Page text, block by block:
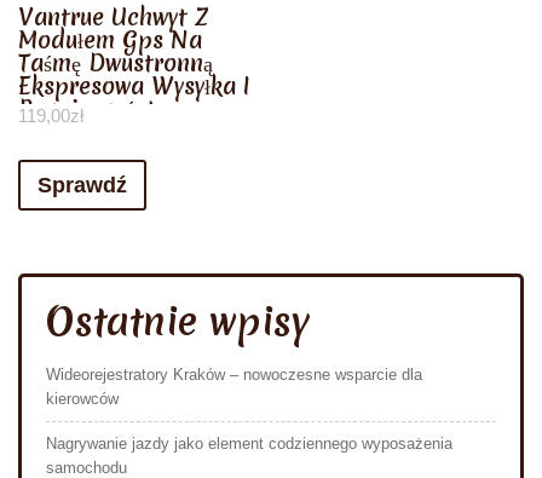
Vantrue Uchwyt Z
Modułem Gps Na
Taśmę Dwustronną
Ekspresowa Wysyłka I
Bezpieczeństwo
Zakupów 21 Dni
Zwrot.
119,00zł
Sprawdź
Ostatnie wpisy
Wideorejestratory Kraków – nowoczesne wsparcie dla
kierowców
Nagrywanie jazdy jako element codziennego wyposażenia
samochodu